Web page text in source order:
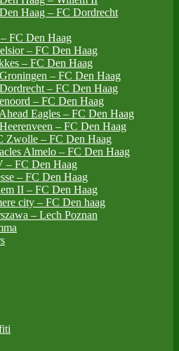
Haag – FC Dordrecht
FC Den Haag
– FC Den Haag
– FC Den Haag
– FC Den Haag
– FC Den Haag
– FC Den Haag
Eagles – FC Den Haag
– FC Den Haag
Zwolle – FC Den Haag
Almelo – FC Den Haag
– FC Den Haag
– FC Den Haag
II – FC Den Haag
city – FC Den haag
– Lech Poznan